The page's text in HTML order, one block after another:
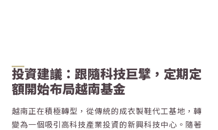
投資建議：跟隨科技巨擘，定期定
額開始布局越南基金
越南正在積極轉型，從傳統的成衣製鞋代工基地，轉
變為一個吸引高科技產業投資的新興科技中心。隨著